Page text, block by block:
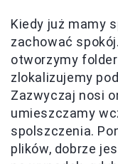
Kiedy już mamy
zachować
otworzymy
zlokalizujemy
Zazwyczaj nosi
umieszczamy
spolszczenia.
plików, dobrze